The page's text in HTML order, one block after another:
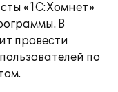
«1С:Хомнет»
В
провести
по